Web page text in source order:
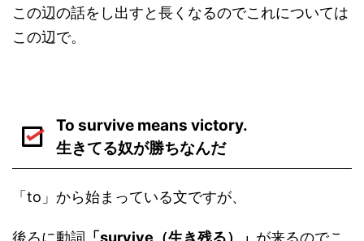
この辺の話をし出すと長くなるのでこれについては
この辺で。
To survive means victory.
生きてる奴が勝ちなんだ
「to」から始まっている文ですが、